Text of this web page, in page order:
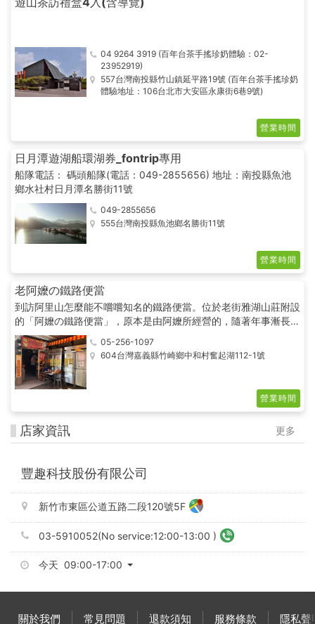
04 9264 3919 (百年台茶手搖珍奶體驗：02-
23952919)
557台灣南投縣竹山鎮延平路19號 (百年台茶手搖珍奶
體驗地址：106台北市大安區永康街6巷9號)
營業時間
日月潭遊湖船環湖券_fontrip專用
船隊電話： 碼頭船隊(電話：049-2855656) 地址：南投縣魚池
鄉水社村日月潭名勝街11號
049-2855656
555台灣南投縣魚池鄉名勝街11號
營業時間
老阿嬤の鐵路便當
到訪阿里山怎麼能不嚐嚐知名的鐵路便當。位於老街雅湖山莊附設
的「阿嬤の鐵路便當」，原本是由阿嬤所經營的，隨著年事漸長，
目前已交由孫女接手。
接手經營的老闆娘雖然相當年輕，但傳承自阿嬤的好手藝和提供顧
客熱騰騰、新鮮美味食材的堅持，完全沒有改變。
05-256-1097
604台灣嘉義縣竹崎鄉中和村奮起湖112-1號
營業時間
店家資訊 更多
豐趣科技股份有限公司
新竹市東區公道五路二段120號5F
03-5910052(No service:12:00-13:00 )
今天 09:00-17:00
關於我們 常見問題 退款須知 服務條款 隱私聲